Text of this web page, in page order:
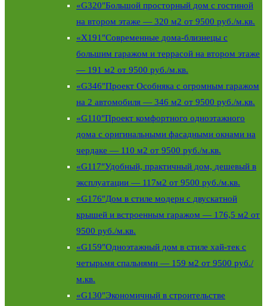
«G320″Большой просторный дом с гостиной
на втором этаже — 320 м2 от 9500 руб./м.кв.
«X191″Современные дома-близнецы с
большим гаражом и террасой на втором этаже
— 191 м2 от 9500 руб./м.кв.
«G346″Проект Особняка с огромным гаражом
на 2 автомобиля — 346 м2 от 9500 руб./м.кв.
«G110″Проект комфортного одноэтажного
дома с оригинальными фасадными окнами на
чердаке — 110 м2 от 9500 руб./м.кв.
«G117″Удобный, практичный дом, дешевый в
эксплуатации — 117м2 от 9500 руб./м.кв.
«G176″Дом в стиле модерн с двускатной
крышей и встроенным гаражом — 176,5 м2 от
9500 руб./м.кв.
«G159″Одноэтажный дом в стиле хай-тек с
четырьмя спальнями — 159 м2 от 9500 руб./
м.кв.
«G130″Экономичный в строительстве